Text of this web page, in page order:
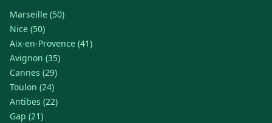
Marseille (50)
Nice (50)
Aix-en-Provence (41)
Avignon (35)
Cannes (29)
Toulon (24)
Antibes (22)
Gap (21)